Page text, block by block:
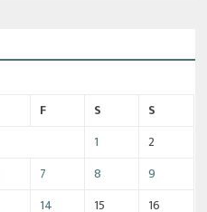
F S
S
1
2
7 8
9
14 15 16